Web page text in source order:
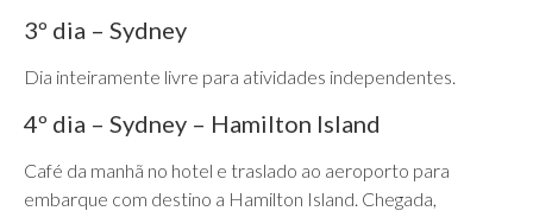
3º dia – Sydney
Dia inteiramente livre para atividades independentes.
4º dia – Sydney – Hamilton Island
Café da manhã no hotel e traslado ao aeroporto para
embarque com destino a Hamilton Island. Chegada,